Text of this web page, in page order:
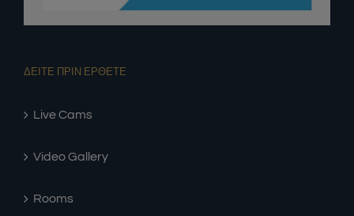
ΔΕΙΤΕ ΠΡΙΝ ΕΡΘΕΤΕ
Live Cams
Video Gallery
Rooms